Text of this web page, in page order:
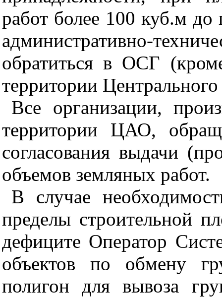
работ более 100 куб.м
административно-
обратиться в ОСГ
территории
Все организации,
территории ЦАО,
согласования выдачи
объемов земляных работ.
В случае
пределы строительной
дефиците Оператор
объектов по обмену
полигон для вывоза